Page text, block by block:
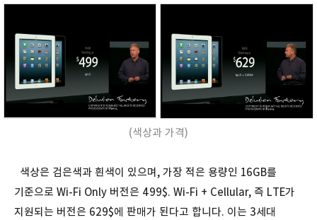
(색상과 가격)
색상은 검은색과 흰색이 있으며, 가장 적은 용량인 16GB를
기준으로 Wi-Fi Only 버전은 499$. Wi-Fi + Cellular, 즉 LTE가
지원되는 버전은 629$에 판매가 된다고 합니다. 이는 3세대